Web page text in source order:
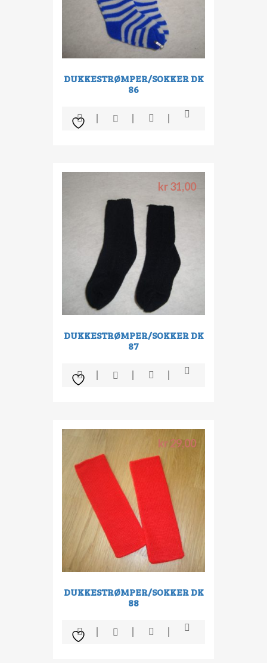
DUKKESTRØMPER/SOKKER DK
86
kr31,00
DUKKESTRØMPER/SOKKER DK
87
kr29,00
DUKKESTRØMPER/SOKKER DK
88